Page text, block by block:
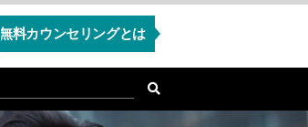
無料カウンセリングとは